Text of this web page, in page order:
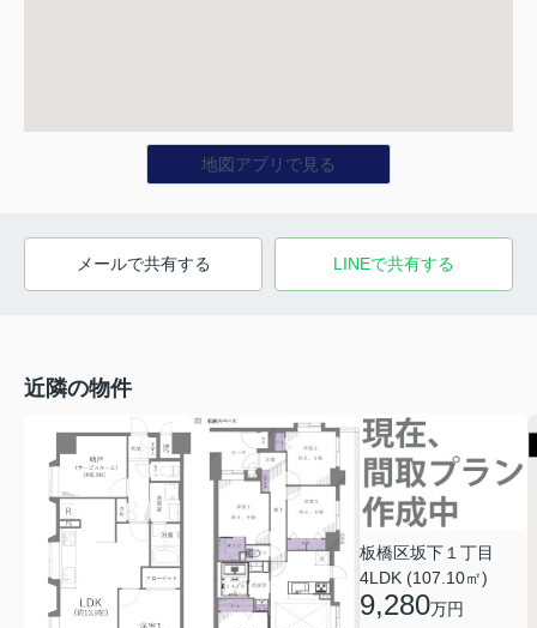
地図アプリで見る
メールで共有する LINEで共有する
近隣の物件
板橋区坂下１丁目
4LDK (107.10㎡)
9,280万円